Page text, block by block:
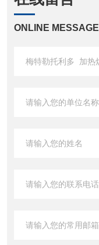
ONLINE MESSAGE